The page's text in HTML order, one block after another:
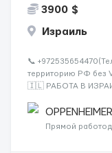
3900 $
Израиль
📞
территорию РФ без
🇮🇱 РАБОТА В
развитой и
OPPENHEIMER
Прямой